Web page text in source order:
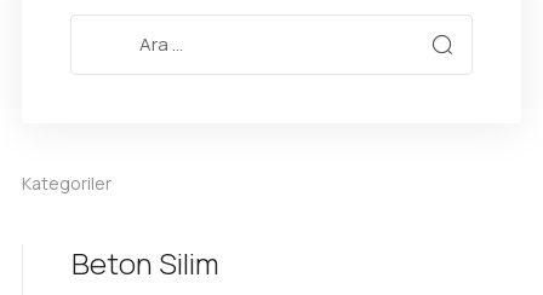
Kategoriler
Beton Silim